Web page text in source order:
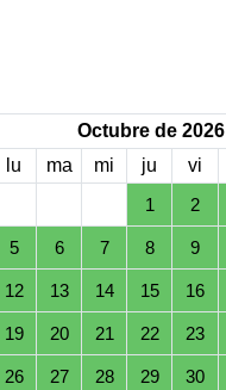
Octubre de 2026
lu
ma mi ju vi
1
2
5 6 7 8 9
12 13 14 15 16
19 20 21 22 23
26 27 28 29 30